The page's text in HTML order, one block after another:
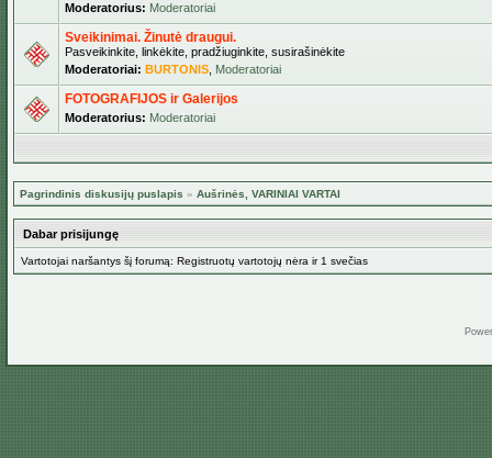
Moderatorius: Moderatoriai
Sveikinimai. Žinutė draugui.
Pasveikinkite, linkėkite, pradžiuginkite, susirašinėkite
Moderatoriai: BURTONIS Moderatoriai
FOTOGRAFIJOS ir Galerijos
Moderatorius: Moderatoriai
Pagrindinis diskusijų puslapis » Aušrinės, VARINIAI VARTAI
Dabar prisijungę
Vartotojai naršantys šį forumą: Registruotų vartotojų nėra ir 1 svečias